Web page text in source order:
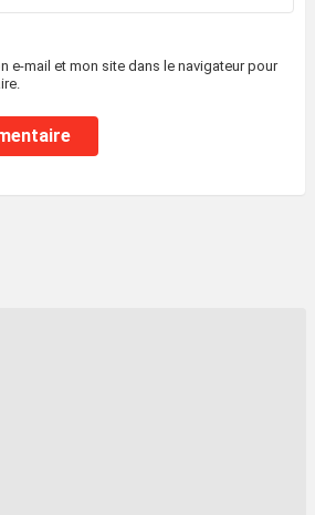
e-mail et mon site dans le navigateur pour